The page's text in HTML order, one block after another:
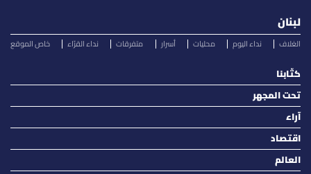
لبنان
الغلاف نداء اليوم محليات أسرار متفرقات نداء القرّاء خاص الموقع
كتّابنا
تحت المجهر
آراء
اقتصاد
العالم